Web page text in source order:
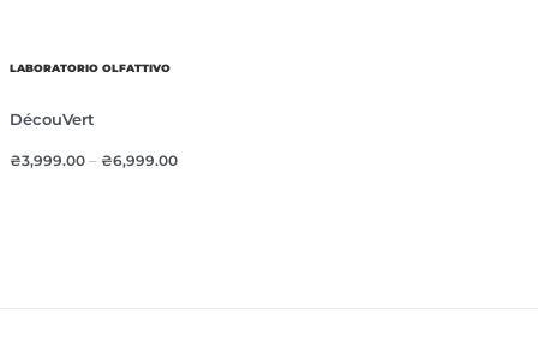
LABORATORIO OLFATTIVO
DécouVert
₴3,999.00– ₴6,999.00